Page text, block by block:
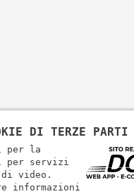
DI TERZE PARTI
per la
per servizi
video.
informazioni